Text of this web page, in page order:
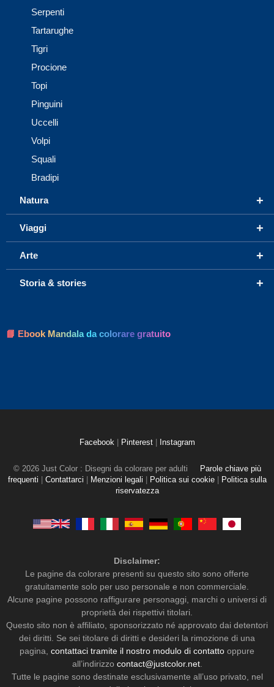
Serpenti
Tartarughe
Tigri
Procione
Topi
Pinguini
Uccelli
Volpi
Squali
Bradipi
+
Natura
+
Viaggi
+
Arte
+
Storia & stories
📘 Ebook Mandala da colorare gratuito
Facebook Pinterest Instagram
© 2026 Just Color : Disegni da colorare per adulti
Parole chiave più
frequenti
Contattarci Menzioni legali Politica sui cookie
Politica sulla
riservatezza
Disclaimer:
Le pagine da colorare presenti su questo sito sono offerte
gratuitamente solo per uso personale e non commerciale.
Alcune pagine possono raffigurare personaggi, marchi o universi di
proprietà dei rispettivi titolari.
Questo sito non è affiliato, sponsorizzato né approvato dai detentori
dei diritti. Se sei titolare di diritti e desideri la rimozione di una
pagina, contattaci tramite il nostro modulo di contatto oppure
all’indirizzo contact@justcolor.net.
Tutte le pagine sono destinate esclusivamente all’uso privato, nel